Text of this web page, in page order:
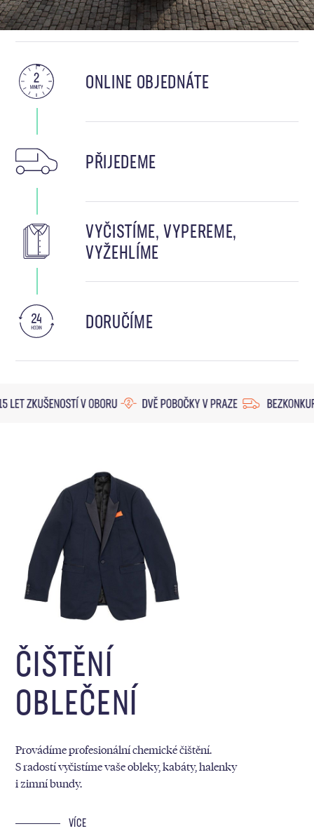
ONLINE OBJEDNÁTE
PŘIJEDEME
VYČISTÍME, VYPEREME,
VYŽEHLÍME
DORUČÍME
ČIŠTĚNÍ
OBLEČENÍ
Provádíme profesionální chemické čištění.
S radostí vyčistíme vaše obleky, kabáty, halenky
i zimní bundy.
VÍCE